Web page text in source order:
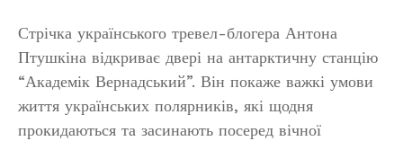
Стрічка українського тревел-блогера Антона
Птушкіна відкриває двері на антарктичну станцію
“Академік Вернадський”. Він покаже важкі умови
життя українських полярників, які щодня
прокидаються та засинають посеред вічної